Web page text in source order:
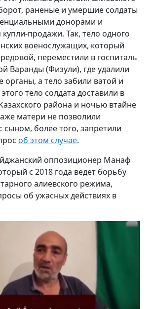
раненые и умершие солдаты
донорами и
продажи. Так, тело одного
военослужащих, который
переместили в госпиталь
Варанды (Физули), где удалили
органы, а тело забили ватой и
тело солдата доставили в
района и ночью втайне
матери не позволили
сыном, более того, запретили
об этом случае.
оппозиционер Манаф
с 2018 года ведет борьбу
алиевского режима,
об ужасных действиях в